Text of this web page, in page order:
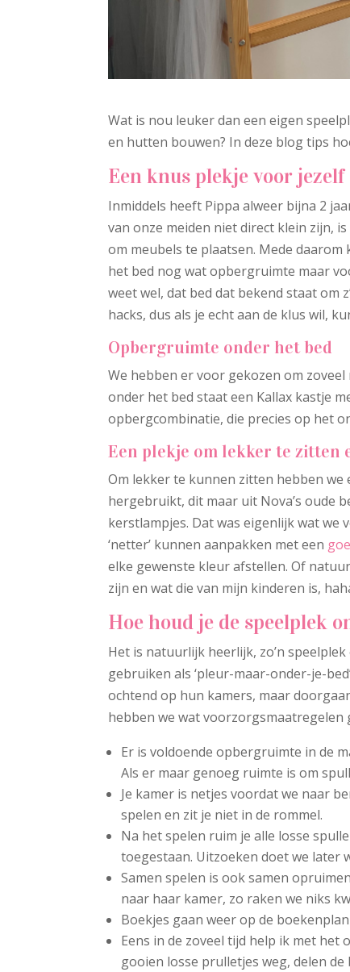
Wat is nou leuker dan een eigen
en hutten bouwen? In deze blog tips
Een knus plekje voor
Inmiddels heeft Pippa alweer bijna 2
van onze meiden niet direct klein zijn,
om meubels te plaatsen. Mede
het bed nog wat opbergruimte maar
weet wel, dat bed dat bekend staat om
hacks, dus als je echt aan de klus wil,
Opbergruimte onder het bed
We hebben er voor gekozen om
onder het bed staat een Kallax kastje
opbergcombinatie, die precies op het
Een plekje om lekker te zitten
Om lekker te kunnen zitten hebben
hergebruikt, dit maar uit Nova’s oude
kerstlampjes. Dat was eigenlijk wat
‘netter’ kunnen aanpakken met een
elke gewenste kleur afstellen. Of
zijn en wat die van mijn kinderen is,
Hoe houd je de speelplek
Het is natuurlijk heerlijk, zo’n
gebruiken als ‘pleur-maar-onder-je-
ochtend op hun kamers, maar
hebben we wat voorzorgsmaatregelen
Er is voldoende opbergruimte in de
Als er maar genoeg ruimte is om
Je kamer is netjes voordat we naar
spelen en zit je niet in de rommel.
Na het spelen ruim je alle losse
toegestaan. Uitzoeken doet we later
Samen spelen is ook samen
naar haar kamer, zo raken we niks
Boekjes gaan weer op de
Eens in de zoveel tijd help ik met het
gooien losse prulletjes weg, delen de